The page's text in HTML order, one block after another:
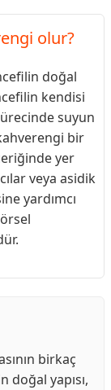
olur?
doğal
kendisi
suyun
bir
yer
veya asidik
yardımcı
birkaç
doğal yapısı,